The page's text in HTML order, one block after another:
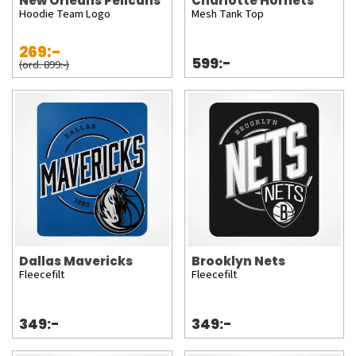
Hoodie Team Logo
269:-
(ord. 899:-)
Mesh Tank Top
599:-
Dallas Mavericks
Fleecefilt
349:-
Brooklyn Nets
Fleecefilt
349:-